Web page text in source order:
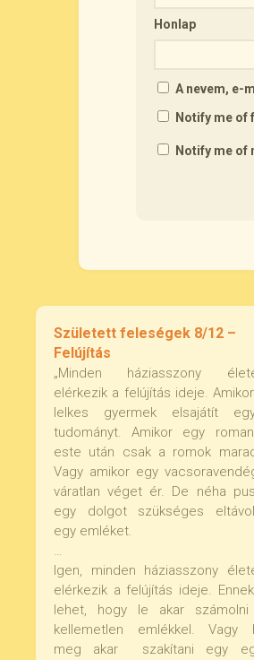
Honlap
A nevem, e-
Notify me of
Notify me of
Született feleségek 8/12 –
Felújítás
„Minden háziasszony
elérkezik a felújítás ideje.
lelkes gyermek elsajátít
tudományt. Amikor egy
este után csak a romok
Vagy amikor egy
váratlan véget ér. De néha
egy dolgot szükséges
egy emléket.
…
Igen, minden háziasszony
elérkezik a felújítás ideje.
lehet, hogy le akar
kellemetlen emlékkel. Vagy
meg akar szakítani egy